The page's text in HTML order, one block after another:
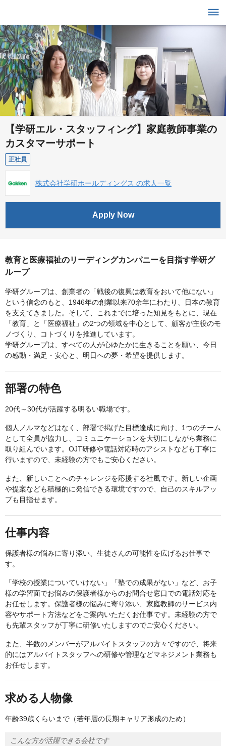
【学研エル・スタッフィング】家庭教師事業の
カスタマーサポート
正社員
株式会社学研ホールディングス の求人一覧
Apply Now
教育と医療福祉のリーディングカンパニーを目指す学研グ
ループ
学研グループは、創業者の「戦後の復興は教育をおいて他にない」
という信念のもと、1946年の創業以来70余年にわたり、日本の教育
を支えてきました。そして、これまでに培った知見をもとに、現在
「教育」と「医療福祉」の2つの領域を中心として、顧客が主役のモ
ノづくり、コトづくりを推進しています。
学研グループは、すべての人が心ゆたかに生きることを願い、今日
の感動・満足・安心と、明日への夢・希望を提供します。
部署の特色
20代～30代が活躍する明るい職場です。
個人ノルマなどはなく、部署で掲げた目標達成に向け、1つのチーム
として全員が協力し、コミュニケーションを大切にしながら業務に
取り組んでいます。OJT研修や電話対応時のアシストなども丁寧に
行いますので、未経験の方でもご安心ください。
また、新しいことへのチャレンジを応援する社風です。新しい企画
や提案なども積極的に発信できる環境ですので、自己のスキルアッ
プも目指せます。
仕事内容
保護者様の悩みに寄り添い、生徒さんの可能性を広げるお仕事で
す。
「学校の授業についていけない」「塾での成果がない」など、お子
様の学習面でお悩みの保護者様からのお問合せ窓口での電話対応を
お任せします。保護者様の悩みに寄り添い、家庭教師のサービス内
容やサポート方法などをご案内いただくお仕事です。未経験の方で
も先輩スタッフが丁寧に研修いたしますのでご安心ください。
また、半数のメンバーがアルバイトスタッフの方々ですので、将来
的にはアルバイトスタッフへの研修や管理などマネジメント業務も
お任せします。
求める人物像
年齢39歳くらいまで（若年層の長期キャリア形成のため）
こんな方が活躍できる会社です